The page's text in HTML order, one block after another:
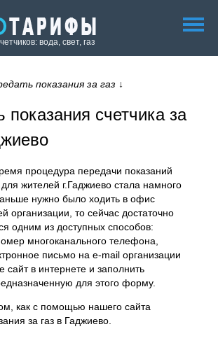
вода, свет, газ
показания за газ ↓
показания счетчика за
процедура передачи показаний
для жителей г.Гаджиево стала намного
нужно было ходить в офис
организации, то сейчас достаточно
одним из доступных способов:
многоканального телефона,
письмо на e-mail организации
сайт в интернете и заполнить
для этого форму.
как с помощью нашего сайта
за газ в Гаджиево.